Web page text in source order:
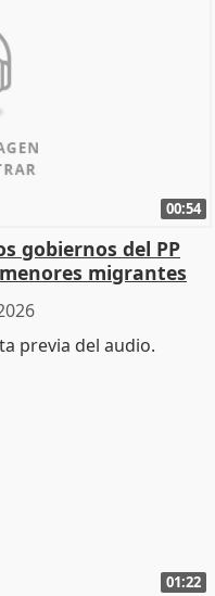
00:54
gobiernos del PP
migrantes
01:22